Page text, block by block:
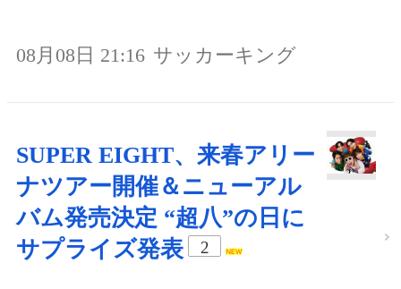
08月08日 21:16 サッカーキング
SUPER EIGHT、来春アリー
ナツアー開催＆ニューアル
バム発売決定 “超八”の日に
サプライズ発表
2